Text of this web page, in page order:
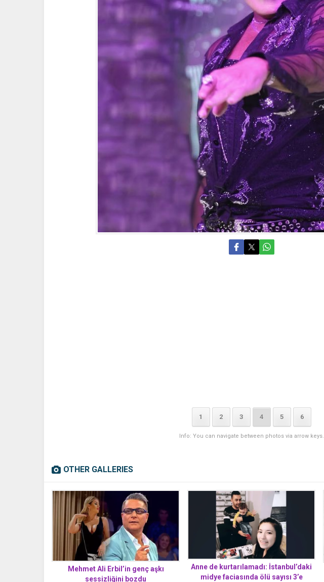
1 2 3 4 5 6
Info: You can navigate between photos via arrow keys.
OTHER GALLERIES
Mehmet Ali Erbil’in genç aşkı
sessizliğini bozdu
Anne de kurtarılamadı: İstanbul’daki
midye faciasında ölü sayısı 3’e